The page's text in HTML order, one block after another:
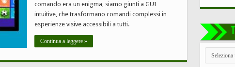
comando era un enigma, siamo giunti a GUI
intuitive, che trasformano comandi complessi in
esperienze visive accessibili a tutti.
Continua a leggere »
TUTTE
CATEGORIE